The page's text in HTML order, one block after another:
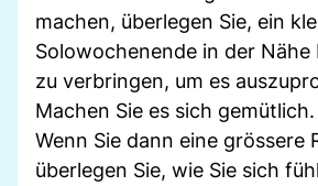
machen, überlegen Sie, ein
Solowochenende in der Nähe
zu verbringen, um es
Machen Sie es sich gemütlich.
Wenn Sie dann eine grössere
überlegen Sie, wie Sie sich